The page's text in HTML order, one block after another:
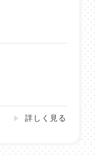
詳しく見る